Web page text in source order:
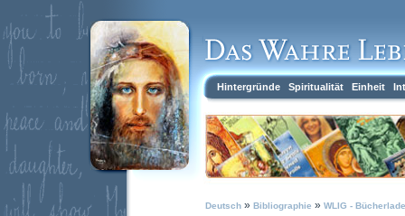
Hintergründe Spiritualität Einheit
Deutsch » Bibliographie » WLIG -